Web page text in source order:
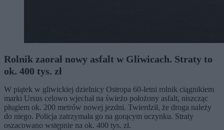
Rolnik zaorał nowy asfalt w Gliwicach. Straty to
ok. 400 tys. zł
W piątek w gliwickiej dzielnicy Ostropa 60-letni rolnik ciągnikiem
marki Ursus celowo wjechał na świeżo położony asfalt, niszcząc
pługiem ok. 200 metrów nowej jezdni. Twierdził, że droga należy
do niego. Policja zatrzymała go na gorącym uczynku. Straty
oszacowano wstępnie na ok. 400 tys. zł.